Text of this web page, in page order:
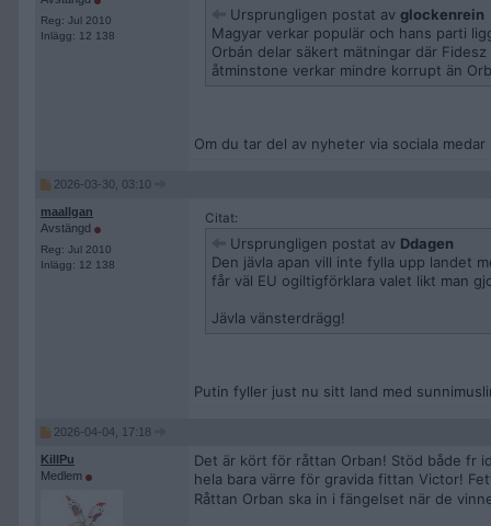
Reg: Jul 2010
Inlägg: 12 138
Ursprungligen postat av glockenrein
Magyar verkar populär och hans parti
Orbán delar säkert mätningar där
åtminstone verkar mindre korrupt än
Om du tar del av nyheter via sociala
2026-03-30, 03:10
maallgan
Avstängd
Reg: Jul 2010
Inlägg: 12 138
Citat:
Ursprungligen postat av Ddagen
Den jävla apan vill inte fylla upp landet
får väl EU ogiltigförklara valet likt man
Jävla vänsterdrägg!
Putin fyller just nu sitt land med
2026-04-04, 17:18
KillPu
Medlem
Det är kört för råttan Orban! Stöd både fr
hela bara värre för gravida fittan Victor!
Råttan Orban ska in i fängelset när de